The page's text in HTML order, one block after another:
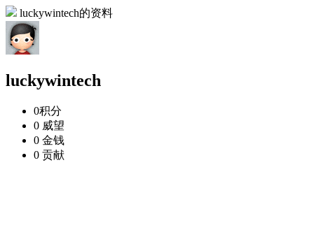
luckywintech的资料
luckywintech
0积分
0 威望
0 金钱
0 贡献